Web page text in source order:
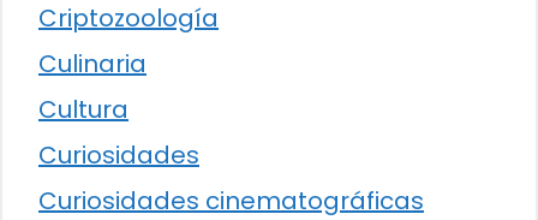
Criptozoología
Culinaria
Cultura
Curiosidades
Curiosidades cinematográficas